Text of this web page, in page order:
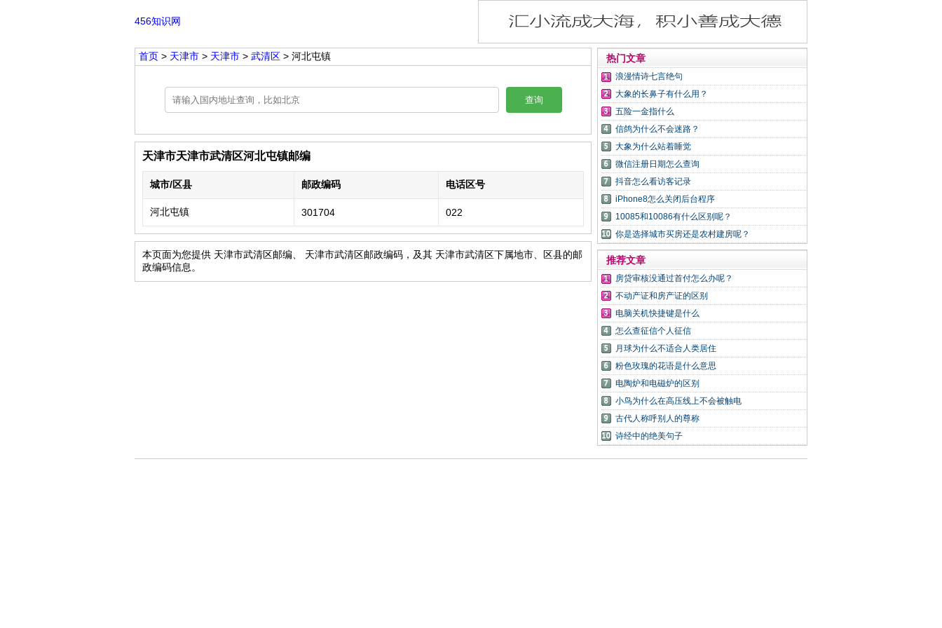
456知识网
首页 > 天津市 > 天津市 > 武清区 > 河北屯镇
查询
天津市天津市武清区河北屯镇邮编
城市/区县 邮政编码 电话区号
河北屯镇 301704 022
本页面为您提供 天津市武清区邮编、 天津市武清区邮政编码，及其 天津市武清区下属地市、区县的邮
政编码信息。
热门文章
浪漫情诗七言绝句
大象的长鼻子有什么用？
五险一金指什么
信鸽为什么不会迷路？
大象为什么站着睡觉
微信注册日期怎么查询
抖音怎么看访客记录
iPhone8怎么关闭后台程序
10085和10086有什么区别呢？
你是选择城市买房还是农村建房呢？
推荐文章
房贷审核没通过首付怎么办呢？
不动产证和房产证的区别
电脑关机快捷键是什么
怎么查征信个人征信
月球为什么不适合人类居住
粉色玫瑰的花语是什么意思
电陶炉和电磁炉的区别
小鸟为什么在高压线上不会被触电
古代人称呼别人的尊称
诗经中的绝美句子